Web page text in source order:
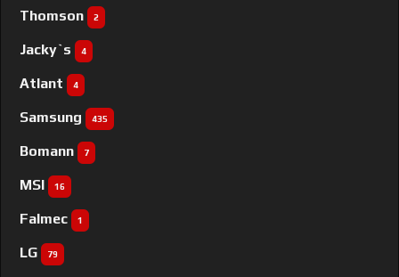
Thomson 2
Jacky`s 4
Atlant 4
Samsung 435
Bomann 7
MSI 16
Falmec 1
LG 79